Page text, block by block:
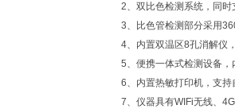
2、双比色检测系统，同
3、比色管检测部分采用
4、内置双温区8孔消解仪
5、便携一体式检测设备
6、内置热敏打印机，支
7、仪器具有WIFi无线、